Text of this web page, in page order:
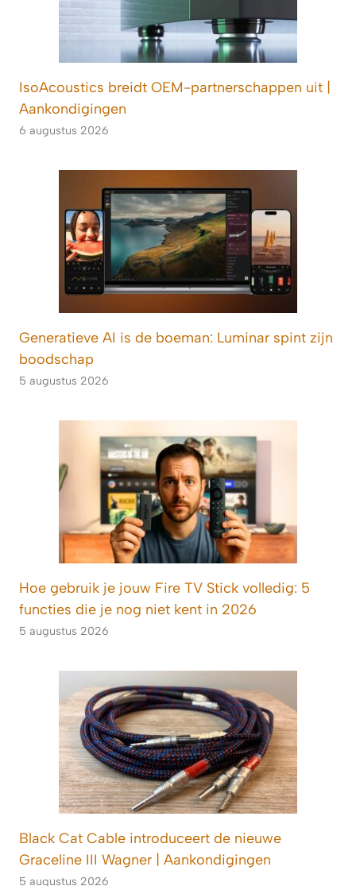
IsoAcoustics breidt OEM-partnerschappen uit |
Aankondigingen
6 augustus 2026
Generatieve AI is de boeman: Luminar spint zijn
boodschap
5 augustus 2026
Hoe gebruik je jouw Fire TV Stick volledig: 5
functies die je nog niet kent in 2026
5 augustus 2026
Black Cat Cable introduceert de nieuwe
Graceline III Wagner | Aankondigingen
5 augustus 2026